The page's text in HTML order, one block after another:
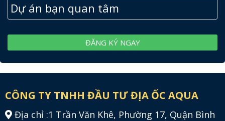
CÔNG TY TNHH ĐẦU TƯ ĐỊA ỐC AQUA
Địa chỉ :1 Trần Văn Khê, Phường 17, Quận Bình